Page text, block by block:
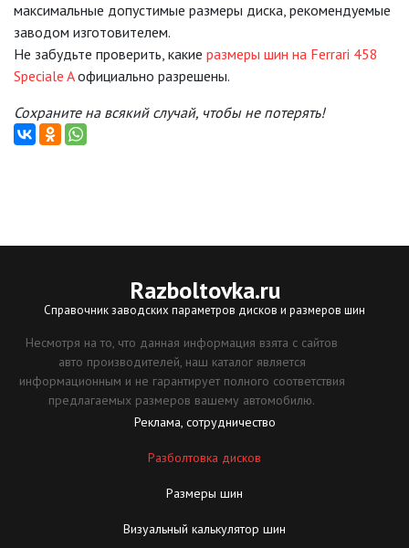
максимальные допустимые размеры диска, рекомендуемые
заводом изготовителем.
Не забудьте проверить, какие размеры шин на Ferrari 458
Speciale Aофициально разрешены.
Сохраните на всякий случай, чтобы не потерять!
Razboltovka.ru
Справочник заводских параметров дисков и размеров шин
Несмотря на то, что данная информация взята с сайтов
авто производителей, наш каталог является
информационным и не гарантирует полного соответствия
предлагаемых размеров вашему автомобилю.
Реклама, сотрудничество
Разболтовка дисков
Размеры шин
Визуальный калькулятор шин